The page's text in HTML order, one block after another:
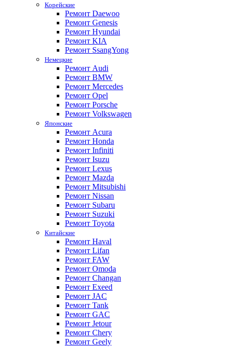
Корейские
Ремонт Daewoo
Ремонт Genesis
Ремонт Hyundai
Ремонт KIA
Ремонт SsangYong
Немецкие
Ремонт Audi
Ремонт BMW
Ремонт Mercedes
Ремонт Opel
Ремонт Porsche
Ремонт Volkswagen
Японские
Ремонт Acura
Ремонт Honda
Ремонт Infiniti
Ремонт Isuzu
Ремонт Lexus
Ремонт Mazda
Ремонт Mitsubishi
Ремонт Nissan
Ремонт Subaru
Ремонт Suzuki
Ремонт Toyota
Китайские
Ремонт Haval
Ремонт Lifan
Ремонт FAW
Ремонт Omoda
Ремонт Changan
Ремонт Exeed
Ремонт JAC
Ремонт Tank
Ремонт GAC
Ремонт Jetour
Ремонт Chery
Ремонт Geely